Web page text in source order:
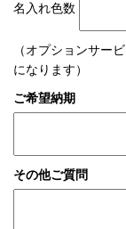
名入れ色数
（オプションサー
になります）
ご希望納期
その他ご質問